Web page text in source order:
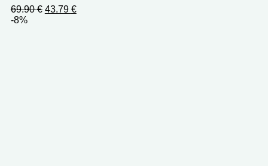
69.90€ Ursprünglicher
43.79 €Aktueller
-8%